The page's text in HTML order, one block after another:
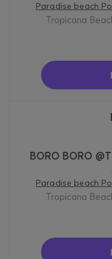
Paradise beach
Tropicana
BORO BORO
Paradise beach
Tropicana